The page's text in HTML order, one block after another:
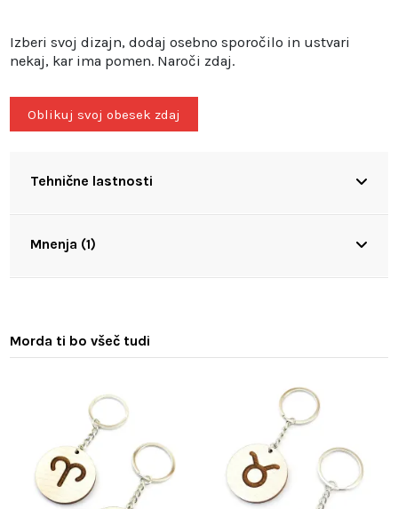
Izberi svoj dizajn, dodaj osebno sporočilo in ustvari
nekaj, kar ima pomen. Naroči zdaj.
Oblikuj svoj obesek zdaj
Tehnične lastnosti
Mnenja (1)
Morda ti bo všeč tudi